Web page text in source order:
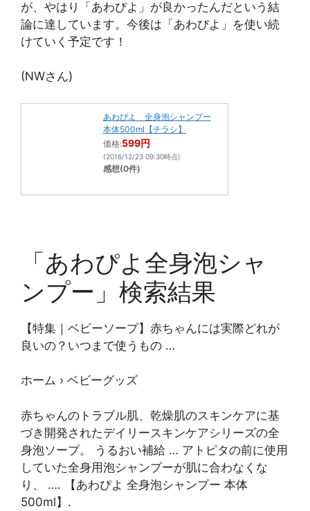
が、やはり「あわぴよ」が良かったんだという結
論に達しています。今後は「あわぴよ」を使い続
けていく予定です！
(NWさん)
あわぴよ 全身泡シャンプー
本体500ml【チラシ】
価格:599円
(2016/12/23 09:30時点)
感想(0件)
「あわぴよ全身泡シャ
ンプー」検索結果
【特集｜ベビーソープ】赤ちゃんには実際どれが
良いの？いつまで使うもの …
ホーム › ベビーグッズ
赤ちゃんのトラブル肌、乾燥肌のスキンケアに基
づき開発されたデイリースキンケアシリーズの全
身泡ソープ。 うるおい補給 … アトピタの前に使用
していた全身用泡シャンプーが肌に合わなくな
り、 …. 【あわぴよ 全身泡シャンプー 本体
500ml】.